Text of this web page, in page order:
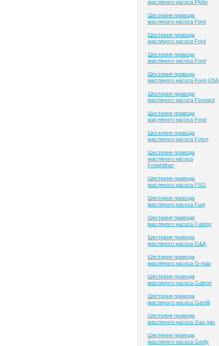
масляного насоса Flybo
Шестерня привода
масляного насоса Ford
Шестерня привода
масляного насоса Ford
Шестерня привода
масляного насоса Ford
Шестерня привода
масляного насоса Ford-USA
Шестерня привода
масляного насоса Forward
Шестерня привода
масляного насоса Fosti
Шестерня привода
масляного насоса Foton
Шестерня привода
масляного насоса
Freightliner
Шестерня привода
масляного насоса FSO
Шестерня привода
масляного насоса Fuqi
Шестерня привода
масляного насоса Futong
Шестерня привода
масляного насоса G&A
Шестерня привода
масляного насоса G-max
Шестерня привода
масляного насоса Galeon
Шестерня привода
масляного насоса Garelli
Шестерня привода
масляного насоса Gas gas
Шестерня привода
масляного насоса Geely